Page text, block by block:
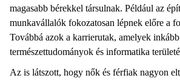
magasabb bérekkel társulnak. Például az
munkavállalók fokozatosan lépnek előre a
Továbbá azok a karrierutak, amelyek inkább
természettudományok és informatika
Az is látszott, hogy nők és férfiak nagyon